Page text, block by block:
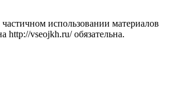
использовании материалов
http://vseojkh.ru/ обязательна.